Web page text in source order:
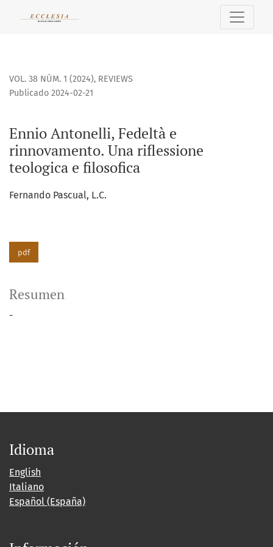
Ennio Antonelli, Fedeltà e rinnovamento. Una riflessione
VOL. 38 NÚM. 1 (2024), REVIEWS
Ennio Antonelli, Fedeltà e
rinnovamento. Una riflessione
teologica e filosofica
Publicado 2024-02-21
Fernando Pascual, L.C.
pdf
Resumen
-
Idioma
English
Italiano
Español (España)